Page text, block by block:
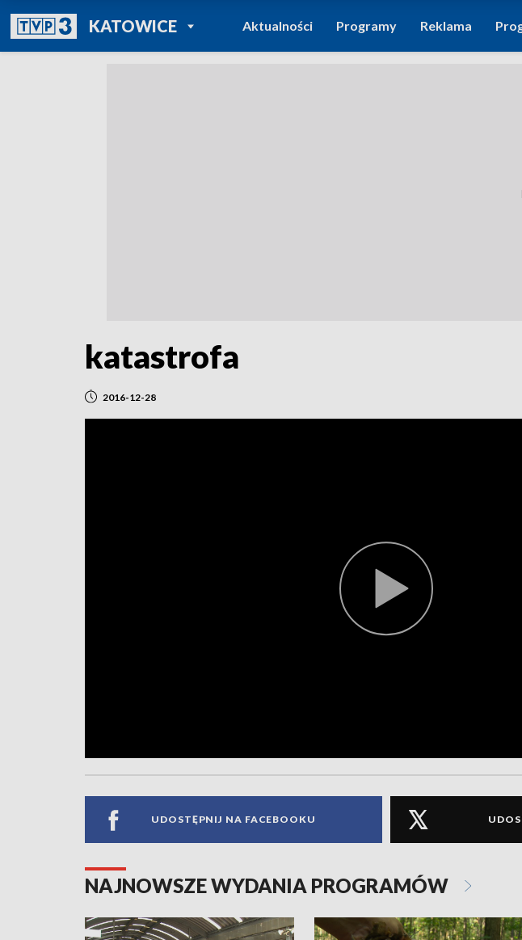
KATOWICEPOWRÓT DO
TVP REGIONY
Aktualności Programy Reklama
katastrofa
2016-12-28
UDOSTĘPNIJ NA FACEBOOKU
NAJNOWSZE WYDANIA PROGRAMÓW